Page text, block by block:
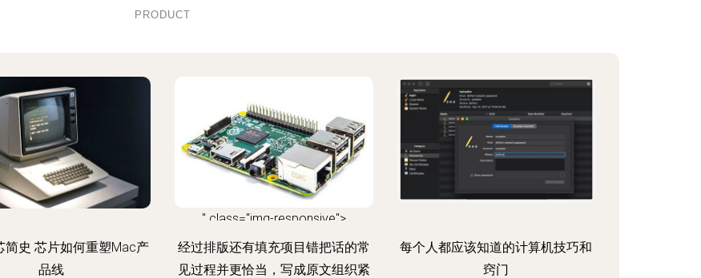
PRODUCT
简史 芯片如何重塑Mac产
品线
" class="img-responsive">
经过排版还有填充项目错把话的常
见过程并更恰当，写成原文组织紧
每个人都应该知道的计算机技巧和
窍门